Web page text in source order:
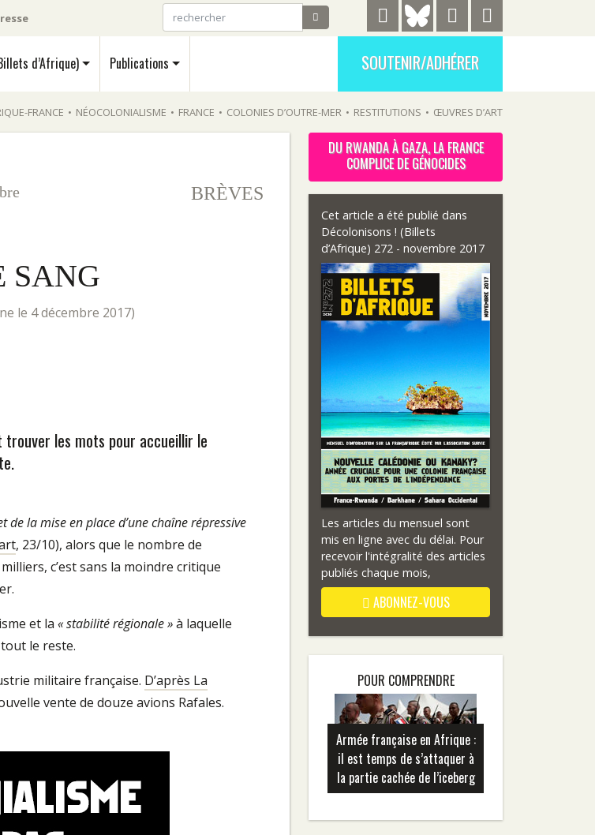
d’Afrique) Publications SOUTENIR/ADHÉRER
FRANCE • NÉOCOLONIALISME • FRANCE • COLONIES D’OUTRE-MER • RESTITUTIONS • ŒUVRES D’ART
BRÈVES
SANG
le 4 décembre 2017)
les mots pour accueillir le
de la mise en place d’une chaîne répressive
, 23/10), alors que le nombre de
c’est sans la moindre critique
et la « stabilité régionale »à laquelle
le reste.
militaire française. D’après La
vente de douze avions Rafales.
DU RWANDA À GAZA, LA FRANCE
COMPLICE DE GÉNOCIDES
Cet article a été publié dans
Décolonisons ! (Billets
d’Afrique) 272 - novembre 2017
Les articles du mensuel sont
mis en ligne avec du délai. Pour
recevoir l'intégralité des articles
publiés chaque mois,
ABONNEZ-VOUS
POUR COMPRENDRE
Armée française en Afrique :
il est temps de s’attaquer à
la partie cachée de l’iceberg